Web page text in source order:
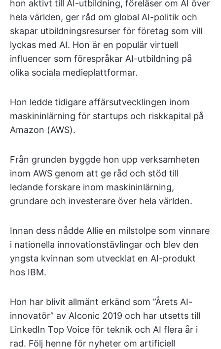
hon aktivt till AI-utbildning, föreläser om AI över
hela världen, ger råd om global AI-politik och
skapar utbildningsresurser för företag som vill
lyckas med AI. Hon är en populär virtuell
influencer som förespråkar AI-utbildning på
olika sociala medieplattformar.
Hon ledde tidigare affärsutvecklingen inom
maskininlärning för startups och riskkapital på
Amazon (AWS).
Från grunden byggde hon upp verksamheten
inom AWS genom att ge råd och stöd till
ledande forskare inom maskininlärning,
grundare och investerare över hela världen.
Innan dess nådde Allie en milstolpe som vinnare
i nationella innovationstävlingar och blev den
yngsta kvinnan som utvecklat en AI-produkt
hos IBM.
Hon har blivit allmänt erkänd som ”Årets AI-
innovatör” av AIconic 2019 och har utsetts till
LinkedIn Top Voice för teknik och AI flera år i
rad. Följ henne för nyheter om artificiell